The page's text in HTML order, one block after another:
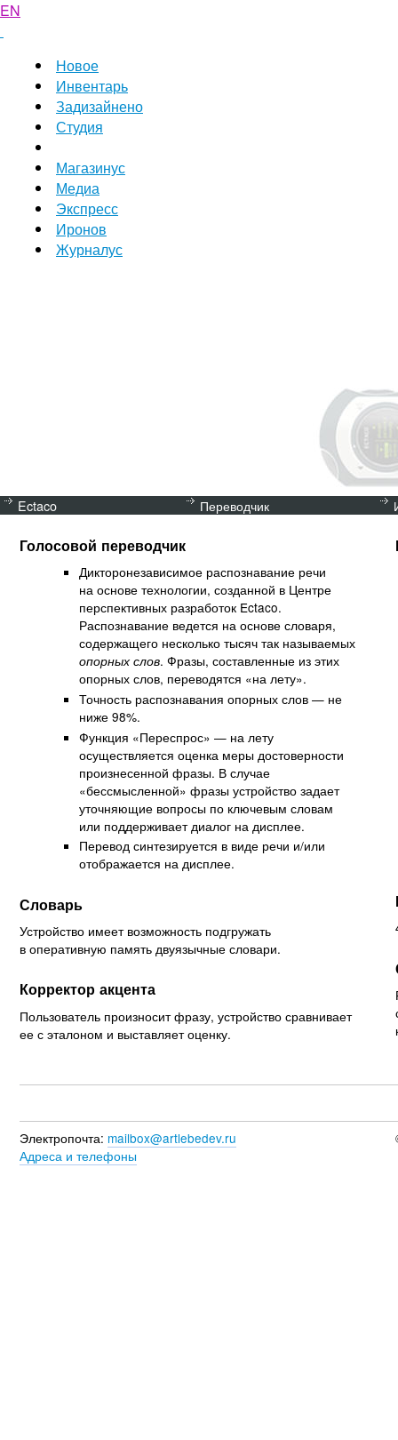
EN
Новое
Инвентарь
Задизайнено
Студия
Магазинус
Медиа
Экспресс
Иронов
Журналус
Ectaco Переводчик
Голосовой переводчик
Дикторонезависимое распознавание речи
на основе технологии, созданной в Центре
перспективных разработок Ectaco.
Распознавание ведется на основе словаря,
содержащего несколько тысяч так называемых
опорных слов. Фразы, составленные из этих
опорных слов, переводятся «на лету».
Точность распознавания опорных слов — не
ниже 98%.
Функция «Переспрос» — на лету
осуществляется оценка меры достоверности
произнесенной фразы. В случае
«бессмысленной» фразы устройство задает
уточняющие вопросы по ключевым словам
или поддерживает диалог на дисплее.
Перевод синтезируется в виде речи и/или
отображается на дисплее.
Словарь
Устройство имеет возможность подгружать
в оперативную память двуязычные словари.
Корректор акцента
Пользователь произносит фразу, устройство сравнивает
ее с эталоном и выставляет оценку.
Электропочта: mailbox@artlebedev.ru
Адреса и телефоны